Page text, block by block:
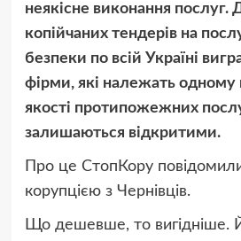
неякісне виконання послуг.
копійчаних тендерів на
безпеки по всій Україні
фірми, які належать
якості протипожежних
залишаються відкритими.
Про це СтопКору
корупцією з Чернівців.
Що дешевше, то вигідніше.